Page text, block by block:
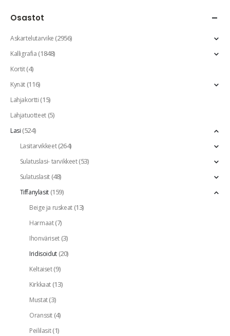
Osastot
Askartelutarvike(2956)
Kalligrafia(1848)
Kortit(4)
Kynät(116)
Lahjakortti(15)
Lahjatuotteet(5)
Lasi(524)
Lasitarvikkeet(264)
Sulatuslasi- tarvikkeet(53)
Sulatuslasit(48)
Tiffanylasit(159)
Beige ja ruskeat(13)
Harmaat(7)
Ihonväriset(3)
Iridisoidut(20)
Keltaiset(9)
Kirkkaat(13)
Mustat(3)
Oranssit(4)
Peililasit(1)